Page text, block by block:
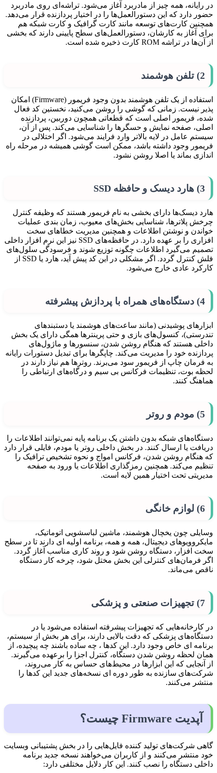
در رایانه، همه چیز از مادربرد آغاز می‌شود. تراشه‌ای روی مادربرد
حضور دارد که این دستورالعمل‌ها را در اختیار پردازنده قرار می‌دهد.
همچنین کارت‌های توسعه مانند کارت گرافیک و کارت شبکه هم
برای آغاز به کارشان، دستورالعمل‌های سطح پایینی دارند که بخشی
از آن‌ها در تراشه ROM کارت ذخیره شده است.
2) تلفن هوشمند
استفاده از یک تلفن هوشمند بدون وجود فریمور (Firmware) امکان
پذیر نیست. زمانی که گوشی را روشن می‌کنید، نخستین کد فعال
شده، فریمور اصلی است که قطعاتی همچون دوربین، پردازنده
اصلی، صفحه نمایش و حسگرها را شناسایی می‌کند. پس از آن،
سیستم عامل در لایه بالاتر وارد فرایند می‌شود. اگر اختلالی در
فریمور وجود داشته باشد، ممکن است گوشی همیشه در مرحله راه
اندازی بماند یا اصلا روشن نشود.
3) هارد دیسک و حافظه SSD
هارد دیسک‌ها دارای بخشی به نام فریمور هستند که وظیفه کنترل
چرخش پلاترها، شناسایی بخش‌های معیوب، زمان بندی عملیات
خواندن و نوشتن اطلاعات و همچنین مدیریت خطاهای سخت
افزاری را بر عهده دارد. در حافظه‌های SSD نیز این نرم افزار داخلی
تصمیم می‌گیرد اطلاعات چگونه توزیع شوند و فرسودگی سلول‌های
فلش کنترل گردد. اگر مشکلی در این کد پیش آید، هارد یا SSD از
کارکرد عادی خارج می‌شود.
4) دستگاه‌های همراه با پردازش پیشرفته
ابزارهای پوشیدنی (مانند ساعت‌های هوشمند یا دستبندهای
تندرستی)، کنسول‌های بازی و حتی پرینترها همگی دارای یک بخش
داخلی هستند که هنگام روشن شدن، سنسورها و ماژول‌های
پردازنده خود را مدیریت می‌کند. چاپگرها برای تبدیل دستورات رایانه
به فرمان چاپ از فریمور سود می‌برند. روترها هم نیاز دارند در
لحظه بوت، تنظیمات فرکانس بی سیم و درگاه‌های ارتباطی را
هماهنگ کنند.
5) مودم و روتر
دستگاه‌های شبکه بدون داشتن یک برنامه پایه نمی‌توانند اطلاعات را
دریافت یا ارسال کنند. در بخش داخلی روتر یا مودم، فایلی قرار دارد
که هنگام روشن شدن، فرکانس امواج و نحوه تشخیص ترافیک را
تنظیم می‌کند. همچنین رمزگذاری اطلاعات یا ورود به صفحه
مدیریتی تحت اختیار همین لایه است.
6) لوازم خانگی
وسایلی چون یخچال هوشمند، ماشین لباسشویی اتوماتیک،
مایکروویوهای دیجیتال، همه و همه، برنامه اولیه ای دارند تا در سطح
سخت افزار، دستگاه روشن شود و روند کاری مناسب آغاز گردد.
اگر فرمان‌های کنترلی این بخش مختل شود، چرخه کار دستگاه
ناقص می‌ماند.
7) تجهیزات صنعتی و پزشکی
در کارخانه‌هایی که تجهیزات پیشرفته استفاده می‌شود یا در
دستگاه‌های پزشکی که دقت بالایی دارند، برای هر بخش از سیستم،
برنامه ای خاص وجود دارد. این کدها ، چه ساده باشند چه پیچیده، از
همان لحظه روشن شدن دستگاه، کنترل اجزا را برعهده می‌گیرند.
از آنجایی که این ابزارها در محیط‌های حساس به کار می‌روند،
شرکت‌های سازنده به طور دوره ای نسخه‌های جدید این کدها را
منتشر می‌کنند.
آپدیت Firmware چیست؟
گاهی شرکت‌های تولید کننده فایل‌هایی را در بخش پشتیبانی وبسایت
خود منتشر می‌کنند و از کاربران می‌خواهند نسخه جدید برنامه
داخلی دستگاه را نصب کنند. این کار دلایل مختلفی دارد: